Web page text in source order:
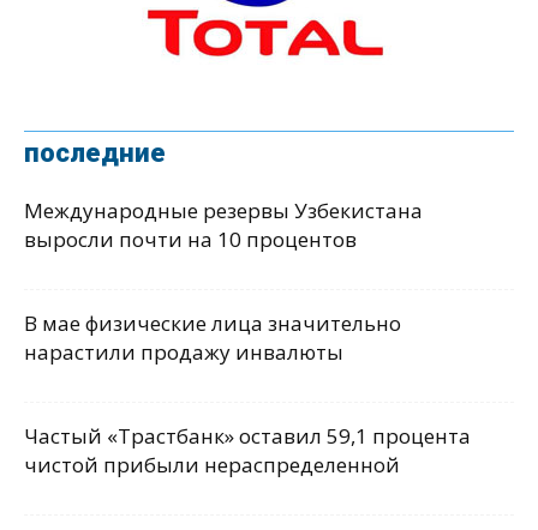
последние
Международные резервы Узбекистана
выросли почти на 10 процентов
В мае физические лица значительно
нарастили продажу инвалюты
Частый «Трастбанк» оставил 59,1 процента
чистой прибыли нераспределенной